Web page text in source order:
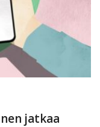
jatkaa